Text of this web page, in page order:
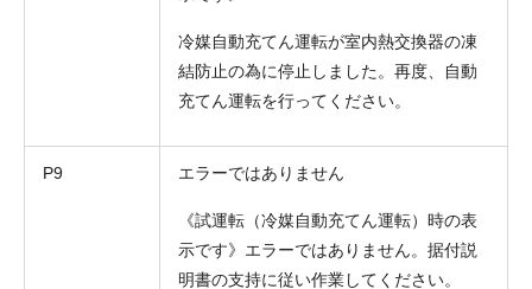
冷媒自動充てん運転が室内熱交換器の凍
結防止の為に停止しました。再度、自動
充てん運転を行ってください。
P9 エラーではありません
《試運転（冷媒自動充てん運転）時の表
示です》エラーではありません。据付説
明書の支持に従い作業してください。